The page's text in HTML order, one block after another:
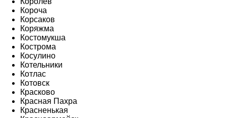
Короча
Корсаков
Коряжма
Костомукша
Кострома
Косулино
Котельники
Котлас
Котовск
Красково
Красная Пахра
Красненькая